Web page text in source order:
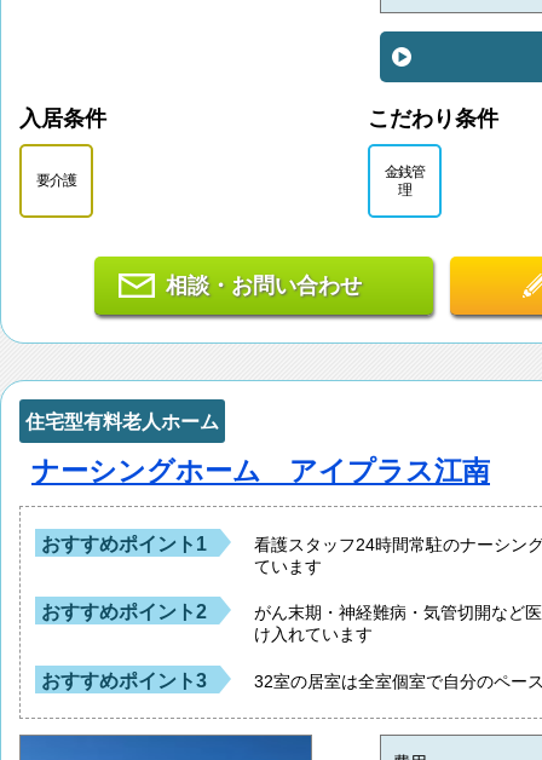
入居条件
要介護
こだわり条件
金銭管
理
相談・お問い合わせ
住宅型有料老人ホーム
ナーシングホーム アイプラス江南
おすすめポイント1
看護スタッフ24時間常駐のナーシン
ています
おすすめポイント2
がん末期・神経難病・気管切開など
け入れています
おすすめポイント3 32室の居室は全室個室で自分のペー